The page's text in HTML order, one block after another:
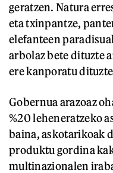
geratzen. Natura
eta txinpantze,
elefanteen
arbolaz bete dituzte
ere kanporatu
Gobernua arazoaz
%20 leheneratzeko
baina, askotarikoak
produktu gordina
multinazionalen